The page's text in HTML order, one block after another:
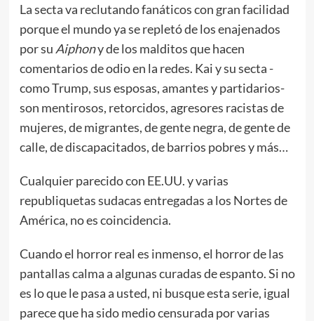
La secta va reclutando fanáticos con gran facilidad
porque el mundo ya se repletó de los enajenados
por su Aiphony de los malditos que hacen
comentarios de odio en la redes. Kai y su secta -
como Trump, sus esposas, amantes y partidarios-
son mentirosos, retorcidos, agresores racistas de
mujeres, de migrantes, de gente negra, de gente de
calle, de discapacitados, de barrios pobres y más…
Cualquier parecido con EE.UU. y varias
republiquetas sudacas entregadas a los Nortes de
América, no es coincidencia.
Cuando el horror real es inmenso, el horror de las
pantallas calma a algunas curadas de espanto. Si no
es lo que le pasa a usted, ni busque esta serie, igual
parece que ha sido medio censurada por varias